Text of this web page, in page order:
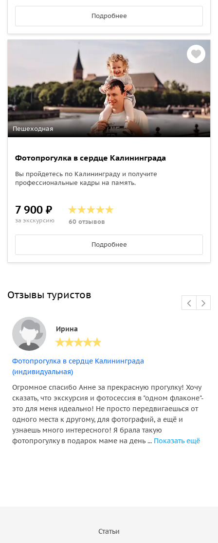
Подробнее
Пешеходная
Фотопрогулка в сердце Калининграда
Вы пройдетесь по Калининграду и получите
профессиональные кадры на память.
7 900 ₽
за экскурсию 60 отзывов
Подробнее
Отзывы туристов
Ирина
Фотопрогулка в сердце Калининграда
(индивидуальная)
Огромное спасибо Анне за прекрасную прогулку! Хочу
сказать, что экскурсия и фотосессия в "одном флаконе"-
это для меня идеально! Не просто передвигаешься от
одного места к другому, для фотографий, а ещё и
узнаешь много интересного! Я брала такую
фотопрогулку в подарок маме на день ... Показать ещё
Статьи